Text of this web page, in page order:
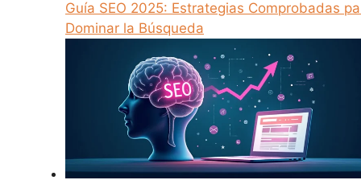
Guía SEO 2025: Estrategias Comprobadas
Dominar la Búsqueda